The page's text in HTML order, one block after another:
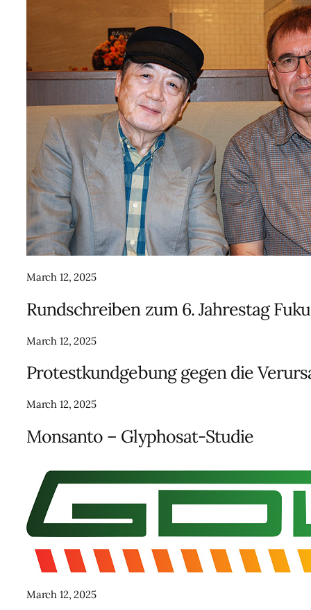
March 12, 2025
Rundschreiben zum 6. Jahrestag
March 12, 2025
Protestkundgebung gegen die
March 12, 2025
Monsanto – Glyphosat-Studie
March 12, 2025